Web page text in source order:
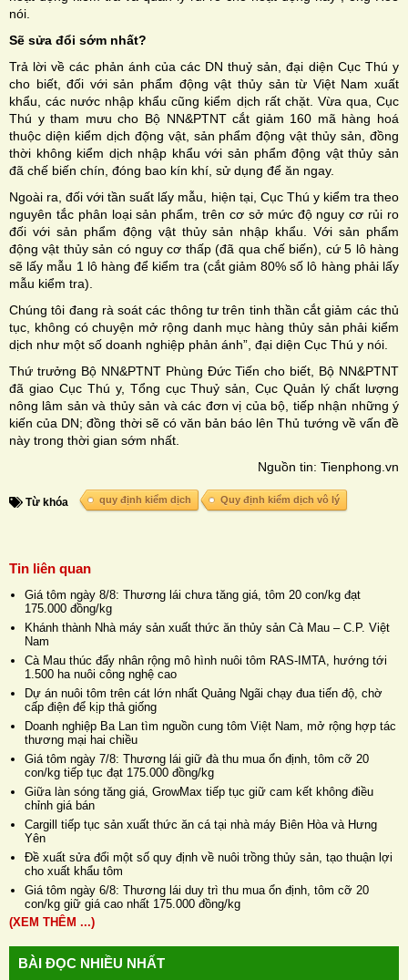
nói.
Sẽ sửa đổi sớm nhất?
Trả lời về các phản ánh của các DN thuỷ sản, đại diện Cục Thú y
cho biết, đối với sản phẩm động vật thủy sản từ Việt Nam xuất
khẩu, các nước nhập khẩu cũng kiểm dịch rất chặt. Vừa qua, Cục
Thú y tham mưu cho Bộ NN&PTNT cắt giảm 160 mã hàng hoá
thuộc diện kiểm dịch động vật, sản phẩm động vật thủy sản, đồng
thời không kiểm dịch nhập khẩu với sản phẩm động vật thủy sản
đã chế biến chín, đóng bao kín khí, sử dụng để ăn ngay.
Ngoài ra, đối với tần suất lấy mẫu, hiện tại, Cục Thú y kiểm tra theo
nguyên tắc phân loại sản phẩm, trên cơ sở mức độ nguy cơ rủi ro
đối với sản phẩm động vật thủy sản nhập khẩu. Với sản phẩm
động vật thủy sản có nguy cơ thấp (đã qua chế biến), cứ 5 lô hàng
sẽ lấy mẫu 1 lô hàng để kiểm tra (cắt giảm 80% số lô hàng phải lấy
mẫu kiểm tra).
Chúng tôi đang rà soát các thông tư trên tinh thần cắt giảm các thủ
tục, không có chuyện mở rộng danh mục hàng thủy sản phải kiểm
dịch như một số doanh nghiệp phản ánh”, đại diện Cục Thú y nói.
Thứ trưởng Bộ NN&PTNT Phùng Đức Tiến cho biết, Bộ NN&PTNT
đã giao Cục Thú y, Tổng cục Thuỷ sản, Cục Quản lý chất lượng
nông lâm sản và thủy sản và các đơn vị của bộ, tiếp nhận những ý
kiến của DN; đồng thời sẽ có văn bản báo lên Thủ tướng về vấn đề
này trong thời gian sớm nhất.
Nguồn tin: Tienphong.vn
Từ khóa quy định kiểm dịch Quy định kiểm dịch vô lý
Tin liên quan
Giá tôm ngày 8/8: Thương lái chưa tăng giá, tôm 20 con/kg đạt
175.000 đồng/kg
Khánh thành Nhà máy sản xuất thức ăn thủy sản Cà Mau – C.P. Việt
Nam
Cà Mau thúc đẩy nhân rộng mô hình nuôi tôm RAS-IMTA, hướng tới
1.500 ha nuôi công nghệ cao
Dự án nuôi tôm trên cát lớn nhất Quảng Ngãi chạy đua tiến độ, chờ
cấp điện để kịp thả giống
Doanh nghiệp Ba Lan tìm nguồn cung tôm Việt Nam, mở rộng hợp tác
thương mại hai chiều
Giá tôm ngày 7/8: Thương lái giữ đà thu mua ổn định, tôm cỡ 20
con/kg tiếp tục đạt 175.000 đồng/kg
Giữa làn sóng tăng giá, GrowMax tiếp tục giữ cam kết không điều
chỉnh giá bán
Cargill tiếp tục sản xuất thức ăn cá tại nhà máy Biên Hòa và Hưng
Yên
Đề xuất sửa đổi một số quy định về nuôi trồng thủy sản, tạo thuận lợi
cho xuất khẩu tôm
Giá tôm ngày 6/8: Thương lái duy trì thu mua ổn định, tôm cỡ 20
con/kg giữ giá cao nhất 175.000 đồng/kg
(XEM THÊM ...)
BÀI ĐỌC NHIỀU NHẤT